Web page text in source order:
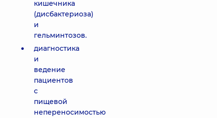
кишечника
(дисбактериоза)
и
гельминтозов.
диагностика
и
ведение
пациентов
с
пищевой
непереносимостью